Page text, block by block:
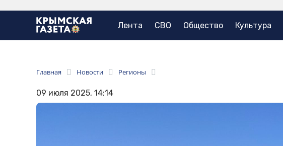
Лента СВО Общество Культура
Главная Новости Регионы
09 июля 2025, 14:14